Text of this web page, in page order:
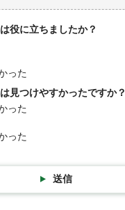
役に立ちましたか？
った
見つけやすかったですか？
った
った
送信